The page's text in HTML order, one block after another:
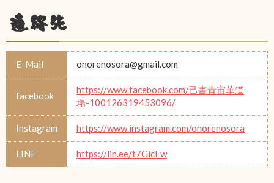
連絡先
E-Mail onorenosora@gmail.com
facebook
https://www.facebook.com/己書青宙華道
場-100126319453096/
Instagram https://www.instagram.com/onorenosora
LINE https://lin.ee/t7GicEw